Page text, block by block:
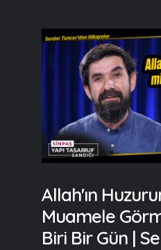
Allah'ın
Muamele
Biri Bir Gün |